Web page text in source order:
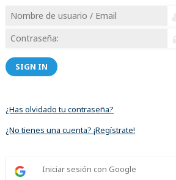
SIGN IN
¿Has olvidado tu contraseña?
¿No tienes una cuenta? ¡Regístrate!
Iniciar sesión con Google